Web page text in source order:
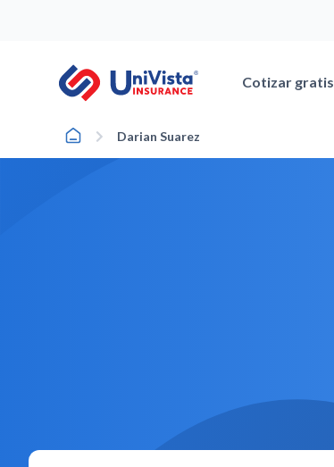
Cotizar gratis
Home Darian Suarez